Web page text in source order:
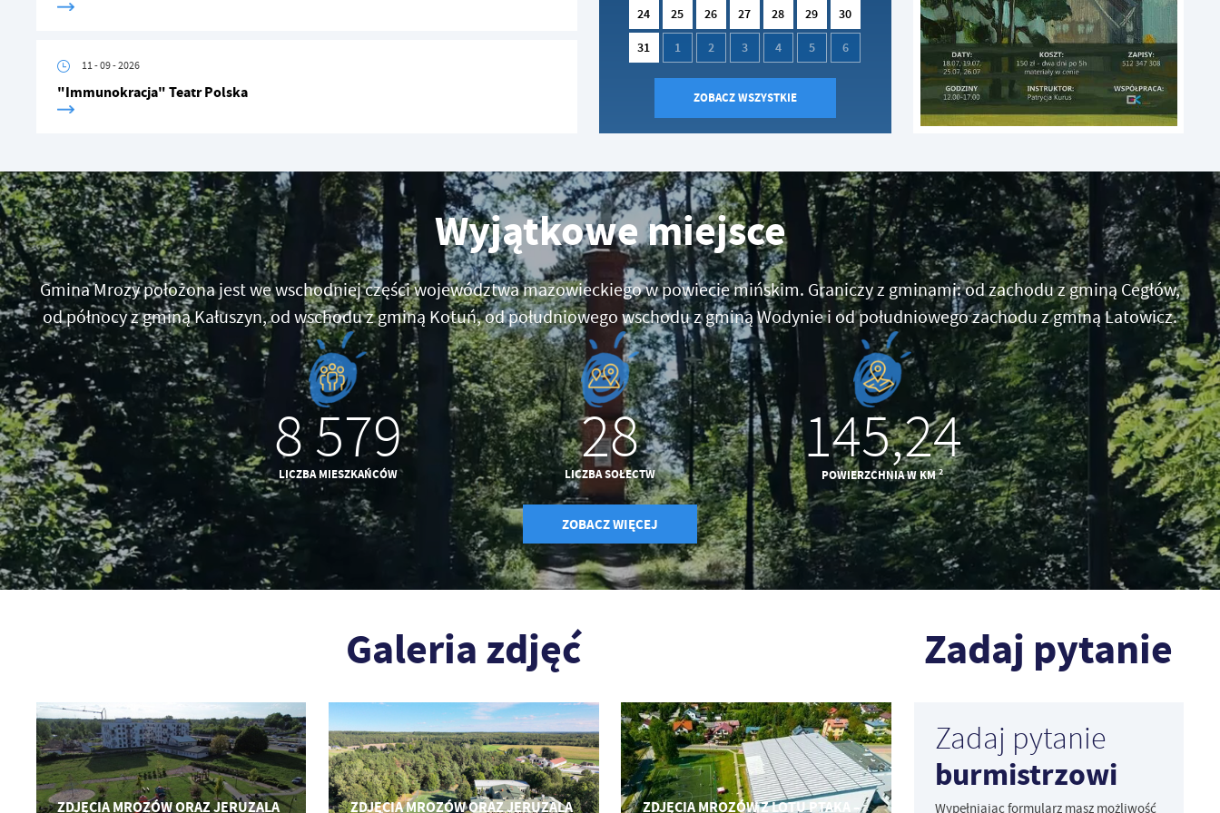
11 - 09 - 2026
"Immunokracja" Teatr Polska
24 25 26 27 28 29 30
31 1 2 3 4 5 6
ZOBACZ WSZYSTKIE
Wyjątkowe miejsce
Gmina Mrozy położona jest we wschodniej części województwa mazowieckiego w powiecie mińskim. Graniczy z gminami: od zachodu z gminą Cegłów,
od północy z gminą Kałuszyn, od wschodu z gminą Kotuń, od południowego wschodu z gminą Wodynie i od południowego zachodu z gminą Latowicz.
8 579
LICZBA MIESZKAŃCÓW 28
LICZBA SOŁECTW 145,24
POWIERZCHNIA W KM 2
ZOBACZ WIĘCEJ
Galeria zdjęć Zadaj pytanie
ZDJĘCIA MROZÓW ORAZ JERUZALA ZDJĘCIA MROZÓW ORAZ JERUZALA ZDJĘCIA MROZÓW Z LOTU PTAKA –
Zadaj pytanie
burmistrzowi
Wypełniając formularz masz możliwość